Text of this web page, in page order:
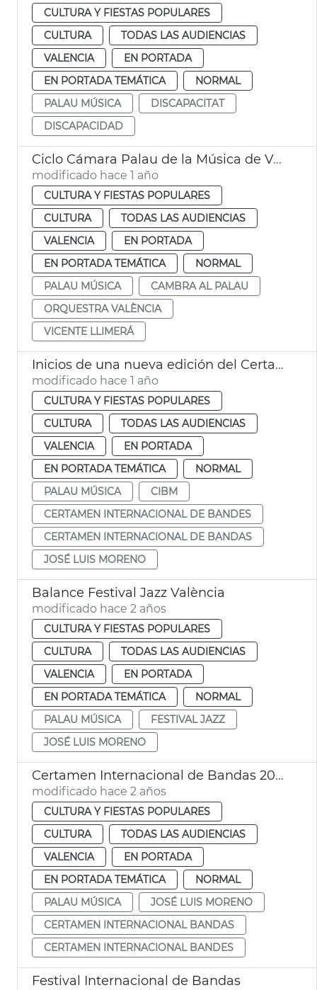
CULTURA Y FIESTAS POPULARES
CULTURA
TODAS LAS AUDIENCIAS
VALENCIA
EN PORTADA
EN PORTADA TEMÁTICA
NORMAL
PALAU MÚSICA
DISCAPACITAT
DISCAPACIDAD
Ciclo Cámara Palau de la Música de València
modificado hace 1 año
CULTURA Y FIESTAS POPULARES
CULTURA
TODAS LAS AUDIENCIAS
VALENCIA
EN PORTADA
EN PORTADA TEMÁTICA
NORMAL
PALAU MÚSICA
CAMBRA AL PALAU
ORQUESTRA VALÈNCIA
VICENTE LLIMERÁ
Inicios de una nueva edición del Certamen Internacional de Bandas de Música de València
modificado hace 1 año
CULTURA Y FIESTAS POPULARES
CULTURA
TODAS LAS AUDIENCIAS
VALENCIA
EN PORTADA
EN PORTADA TEMÁTICA
NORMAL
PALAU MÚSICA
CIBM
CERTAMEN INTERNACIONAL DE BANDES
CERTAMEN INTERNACIONAL DE BANDAS
JOSÉ LUIS MORENO
Balance Festival Jazz València
modificado hace 2 años
CULTURA Y FIESTAS POPULARES
CULTURA
TODAS LAS AUDIENCIAS
VALENCIA
EN PORTADA
EN PORTADA TEMÁTICA
NORMAL
PALAU MÚSICA
FESTIVAL JAZZ
JOSÉ LUIS MORENO
Certamen Internacional de Bandas 2024
modificado hace 2 años
CULTURA Y FIESTAS POPULARES
CULTURA
TODAS LAS AUDIENCIAS
VALENCIA
EN PORTADA
EN PORTADA TEMÁTICA
NORMAL
PALAU MÚSICA
JOSÉ LUIS MORENO
CERTAMEN INTERNACIONAL BANDAS
CERTAMEN INTERNACIONAL BANDES
Festival Internacional de Bandas